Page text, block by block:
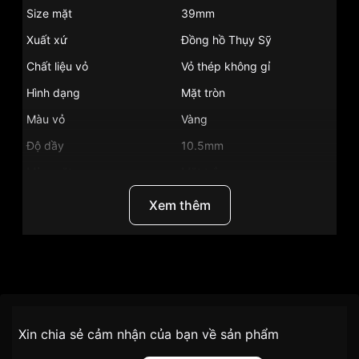
Size mặt
39mm
Xuất xứ
Đồng hồ Thụy Sỹ
Chất liệu vỏ
Vỏ thép không gỉ
Hình dạng
Mặt tròn
Màu vỏ
Vàng
Độ dầy
10.5mm
Những sản phẩm tương tự
"Certina 39mm Nam
C033.407.22.013.00":Xem thêm
Đồng hồ nam
tiện lợi –
Xin chia sẻ cảm nhận của bạn về sản phẩm